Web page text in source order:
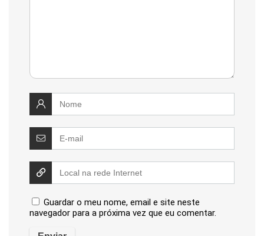
Guardar o meu nome, email e site neste
navegador para a próxima vez que eu comentar.